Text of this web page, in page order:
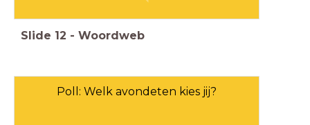
Slide 12 - Woordweb
Poll: Welk avondeten kies jij?